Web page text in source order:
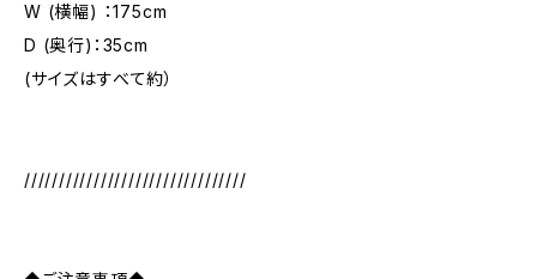
W (横幅) ：175cm
D (奥行)：35cm
(サイズはすべて約）
////////////////////////////////